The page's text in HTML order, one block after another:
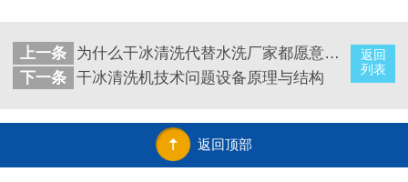
返回
列表
上一条
为什么干冰清洗代替水洗厂家都愿意接受
下一条 干冰清洗机技术问题设备原理与结构
返回顶部